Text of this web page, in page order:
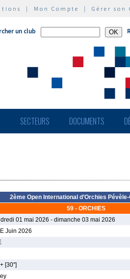
| Mon Compte | Gérer son
un club
SECTEURS DOCUMENTS
2ème Open International d’Orchies
59 - ORCHIES
01 mai 2026 - dimanche 03 mai 2026
Juin 2026
[30'']